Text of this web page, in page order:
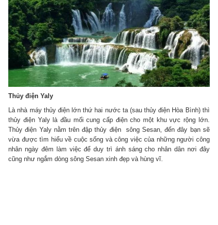
Thủy điện Yaly
Là nhà máy thủy điện lớn thứ hai nước ta (sau thủy điện Hòa Bình) thì
thủy điện Yaly là đầu mối cung cấp điện cho một khu vực rộng lớn.
Thủy điện Yaly nằm trên đập thủy điện sông Sesan, đến đây bạn sẽ
vừa được tìm hiểu về cuộc sống và công việc của những người công
nhân ngày đêm làm việc để duy trì ánh sáng cho nhân dân nơi đây
cũng như ngắm dòng sông Sesan xinh đẹp và hùng vĩ.